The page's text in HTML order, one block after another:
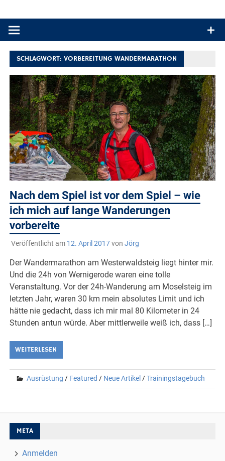
Produkttests und Buchrezensionen. Ein Blog für alle, die gern
SCHLAGWORT:VORBEREITUNG WANDERMARATHON
Nach dem Spiel ist vor dem Spiel – wie
ich mich auf lange Wanderungen
vorbereite
Veröffentlicht am 12. April 2017von Jörg
Der Wandermarathon am Westerwaldsteig liegt hinter mir.
Und die 24h von Wernigerode waren eine tolle
Veranstaltung. Vor der 24h-Wanderung am Moselsteig im
letzten Jahr, waren 30 km mein absolutes Limit und ich
hätte nie gedacht, dass ich mir mal 80 Kilometer in 24
Stunden antun würde. Aber mittlerweile weiß ich, dass […]
WEITERLESEN
Ausrüstung / Featured / Neue Artikel /Trainingstagebuch
META
Anmelden